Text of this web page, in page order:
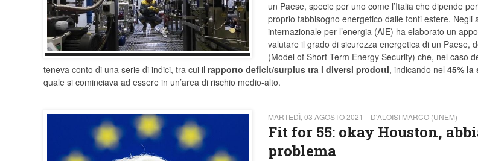
un Paese, specie per uno come l’Italia che dipende
proprio fabbisogno energetico dalle fonti estere. Negli
internazionale per l’energia (AIE) ha elaborato un
valutare il grado di sicurezza energetica di un Paese,
(Model of Short Term Energy Security) che, nel caso
teneva conto di una serie di indici, tra cui il rapporto deficit/surplus tra i diversi prodotti, indicando nel 45% la
quale si cominciava ad essere in un’area di rischio medio-alto.
MARTEDÌ, 03 AGOSTO 2021 D'ALOISI MARCO (UNEM)
Fit for 55: okay Houston,
problema